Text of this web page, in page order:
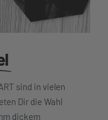
sind in vielen
Dir die Wahl
dickem